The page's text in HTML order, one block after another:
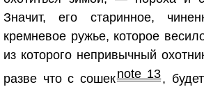
Значит, его старинное,
кремневое ружье, которое
из которого непривычный
разве что с сошекnote 13,